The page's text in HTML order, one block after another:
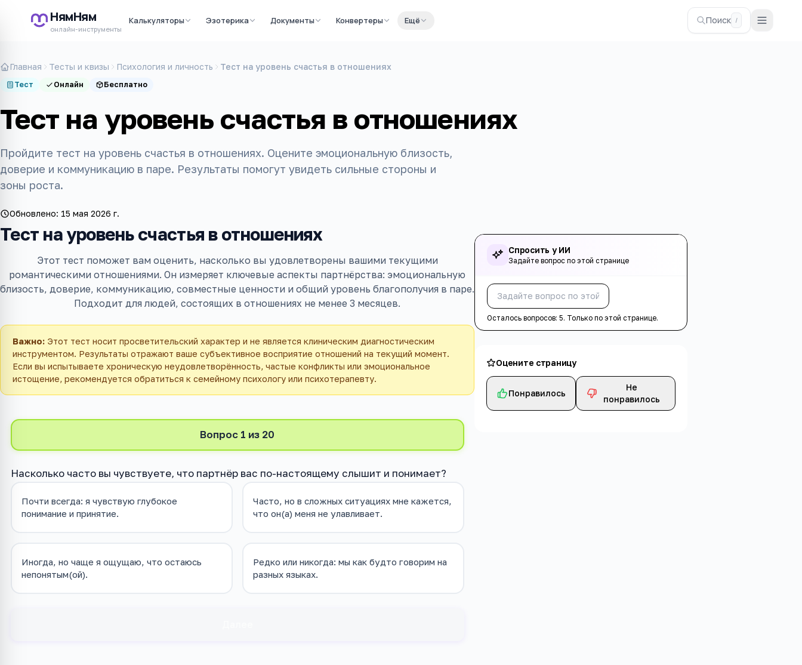
НямНям
онлайн-инструменты
Калькуляторы Эзотерика Документы Конвертеры Ещё Поиск /
Главная Тесты и квизы Психология и личность Тест на уровень счастья в отношениях
Тест Онлайн Бесплатно
Тест на уровень счастья в отношениях
Пройдите тест на уровень счастья в отношениях. Оцените эмоциональную близость,
доверие и коммуникацию в паре. Результаты помогут увидеть сильные стороны и
зоны роста.
Обновлено: 15 мая 2026 г.
Тест на уровень счастья в отношениях
Этот тест поможет вам оценить, насколько вы удовлетворены вашими текущими
романтическими отношениями. Он измеряет ключевые аспекты партнёрства: эмоциональную
близость, доверие, коммуникацию, совместные ценности и общий уровень благополучия в паре.
Подходит для людей, состоящих в отношениях не менее 3 месяцев.
Важно: Этот тест носит просветительский характер и не является клиническим диагностическим
инструментом. Результаты отражают ваше субъективное восприятие отношений на текущий момент.
Если вы испытываете хроническую неудовлетворённость, частые конфликты или эмоциональное
истощение, рекомендуется обратиться к семейному психологу или психотерапевту.
Вопрос 1 из 20
Насколько часто вы чувствуете, что партнёр вас по-настоящему слышит и понимает?
Почти всегда: я чувствую глубокое
понимание и принятие.
Часто, но в сложных ситуациях мне кажется,
что он(а) меня не улавливает.
Иногда, но чаще я ощущаю, что остаюсь
непонятым(ой).
Редко или никогда: мы как будто говорим на
разных языках.
Спросить у ИИ
Задайте вопрос по этой странице
Осталось вопросов:5. Только по этой странице.
Оцените страницу
Понравилось
Не
понравилось